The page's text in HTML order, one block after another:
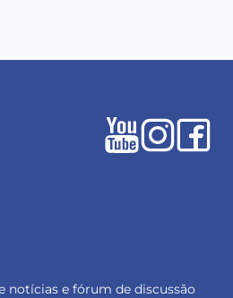
notícias e fórum de discussão